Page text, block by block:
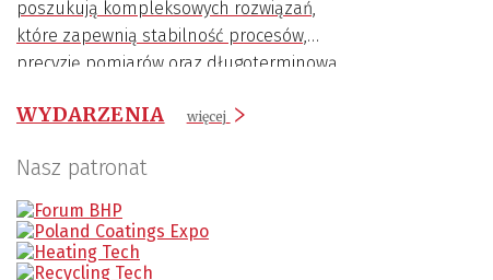
poszukują kompleksowych rozwiązań,
które zapewnią stabilność procesów,
precyzję pomiarów oraz długoterminową
WYDARZENIA więcej
Nasz patronat